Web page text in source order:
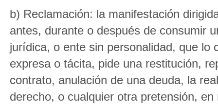
b) Reclamación: la manifestación
antes, durante o después de consumir
jurídica, o ente sin personalidad, que lo
expresa o tácita, pide una restitución,
contrato, anulación de una deuda, la
derecho, o cualquier otra pretensión,